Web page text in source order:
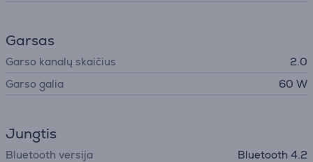
Garsas
Garso kanalų skaičius
2.0
Garso galia
60 W
Jungtis
Bluetooth versija Bluetooth 4.2